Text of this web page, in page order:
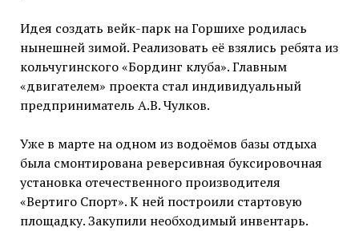
Идея создать вейк-парк на Горшихе родилась
нынешней зимой. Реализовать её взялись ребята из
кольчугинского «Бординг клуба». Главным
«двигателем» проекта стал индивидуальный
предприниматель А.В. Чулков.
Уже в марте на одном из водоёмов базы отдыха
была смонтирована реверсивная буксировочная
установка отечественного производителя
«Вертиго Спорт». К ней построили стартовую
площадку. Закупили необходимый инвентарь.